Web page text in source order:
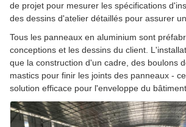
de projet pour mesurer les spécifications
des dessins d'atelier détaillés pour assurer
Tous les panneaux en aluminium sont
conceptions et les dessins du client.
que la construction d'un cadre, des boulons
mastics pour finir les joints des panneaux -
solution efficace pour l'enveloppe du